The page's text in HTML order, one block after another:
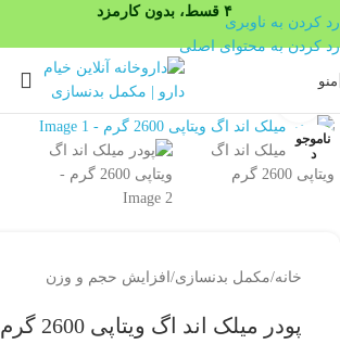
۴ قسط، بدون کارمزد
رد کردن به ناوبری
رد کردن به محتوای اصلی
منو
ناموجو
د
بزرگنمایی تصویر
خانه/مکمل بدنسازی/ افزایش حجم و وزن
پودر میلک اند اگ ویتاپی 2600 گرم